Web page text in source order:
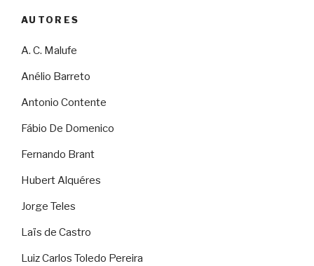
AUTORES
A. C. Malufe
Anélio Barreto
Antonio Contente
Fábio De Domenico
Fernando Brant
Hubert Alquéres
Jorge Teles
Laïs de Castro
Luiz Carlos Toledo Pereira